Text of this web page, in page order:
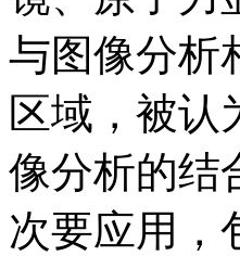
与图像分析
区域，被认
像分析的结
次要应用，